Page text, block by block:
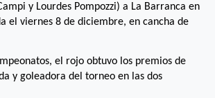
y Lourdes Pompozzi) a La Barranca en
el viernes 8 de diciembre, en cancha de
el rojo obtuvo los premios de
y goleadora del torneo en las dos